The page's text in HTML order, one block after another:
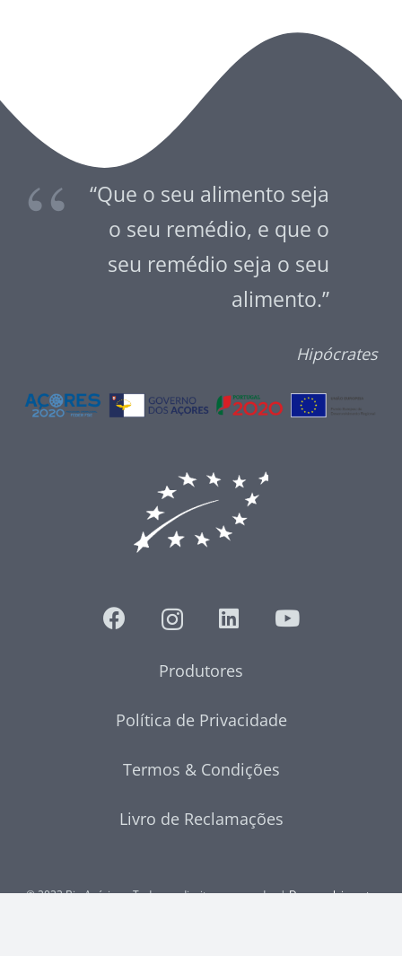
“Que o seu alimento seja
o seu remédio, e que o
seu remédio seja o seu
alimento.”
Hipócrates
Produtores
Política de Privacidade
Termos & Condições
Livro de Reclamações
© 2023 Bio Azórica – Todos os direitos reservados |Desenvolvimento